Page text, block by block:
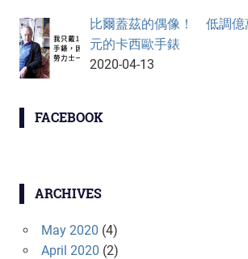
比爾蓋茲的偶像！ 低調億
元的卡西歐手錶
2020-04-13
FACEBOOK
ARCHIVES
May 2020 (4)
April 2020 (2)